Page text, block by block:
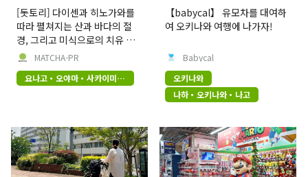
[돗토리] 다이센과 히노가와를
따라 펼쳐지는 산과 바다의 절
경, 그리고 미식으로의 치유 여
행
MATCHA-PR
요나고・오야마・사카이미나
토
【babycal】 유모차를 대여하
여 오키나와 여행에 나가자!
Babycal
오키나와
나하・오키나와・나고